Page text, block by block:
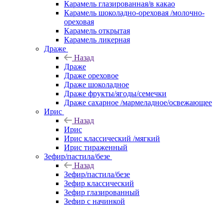
Карамель глазированная/в какао
Карамель шоколадно-ореховая /молочно-
ореховая
Карамель открытая
Карамель ликерная
Драже
Назад
Драже
Драже ореховое
Драже шоколадное
Драже фрукты/ягоды/семечки
Драже сахарное /мармеладное/освежающее
Ирис
Назад
Ирис
Ирис классический /мягкий
Ирис тираженный
Зефир/пастила/безе
Назад
Зефир/пастила/безе
Зефир классический
Зефир глазированный
Зефир с начинкой